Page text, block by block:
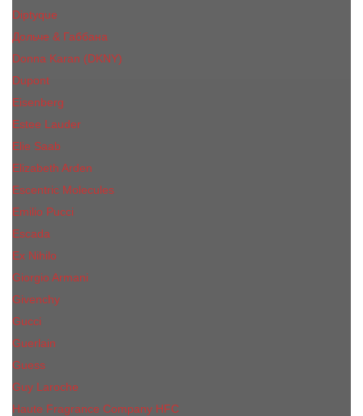
Diptyque
Дольче & Габбана
Donna Karan (DKNY)
Dupont
Eisenberg
Еsteе Lаudеr
Elie Saab
Elizabeth Arden
Escentric Molecules
Emilio Pucci
Escada
Ex Nihilo
Giorgio Armani
Givenchy
Gucci
Guerlain
Guess
Guy Laroche
Haute Fragrance Company HFC